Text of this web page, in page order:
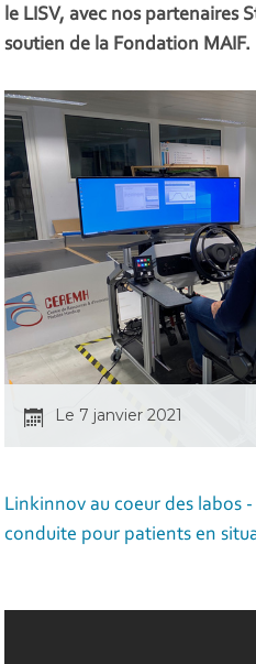
le LISV, avec nos partenaires
soutien de la Fondation MAIF.
Le 7 janvier 2021
Linkinnov au coeur des labos
conduite pour patients en